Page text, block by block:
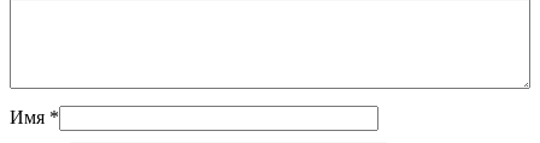
Имя *